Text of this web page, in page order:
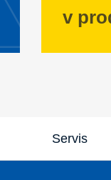
v
Servis